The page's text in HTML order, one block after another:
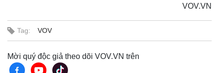
Dinh dưỡng - món ngon
Nhi khoa
Nam khoa
VOV.VN
Tag: VOV
Mời quý độc giả theo dõi VOV.VN trên